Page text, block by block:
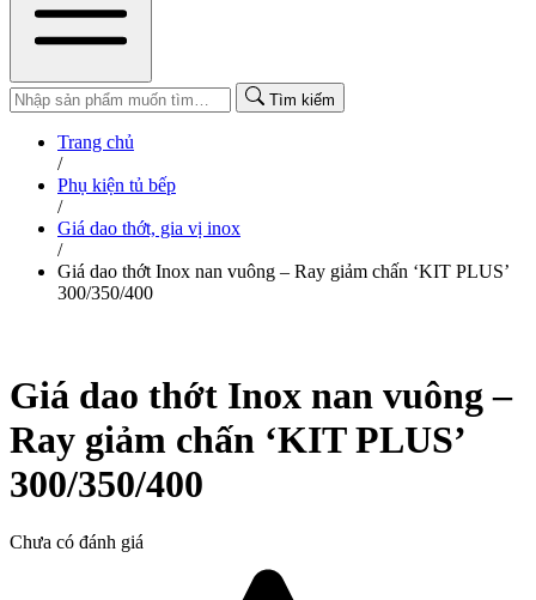
Tìm kiếm
Trang chủ
/
Phụ kiện tủ bếp
/
Giá dao thớt, gia vị inox
/
Giá dao thớt Inox nan vuông – Ray giảm chấn ‘KIT PLUS’
300/350/400
Giá dao thớt Inox nan vuông –
Ray giảm chấn ‘KIT PLUS’
300/350/400
Chưa có đánh giá